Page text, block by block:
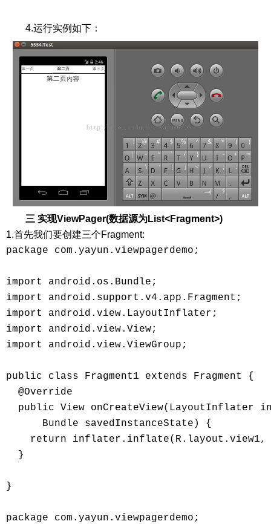
4.运行实例如下：
三 实现ViewPager(数据源为List<Fragment>)
1.首先我们要创建三个Fragment:
package com.yayun.viewpagerdemo;
import android.os.Bundle;
import android.support.v4.app.Fragment;
import android.view.LayoutInflater;
import android.view.View;
import android.view.ViewGroup;
public class Fragment1 extends Fragment {
  @Override
public View onCreateView(LayoutInflater
      Bundle savedInstanceState) {
return
  }
}
package com.yayun.viewpagerdemo;